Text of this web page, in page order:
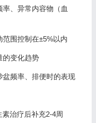
、异常内容物（血
围控制在±5%以内
的变化趋势
盆频率、排便时的表现
治疗后补充2-4周